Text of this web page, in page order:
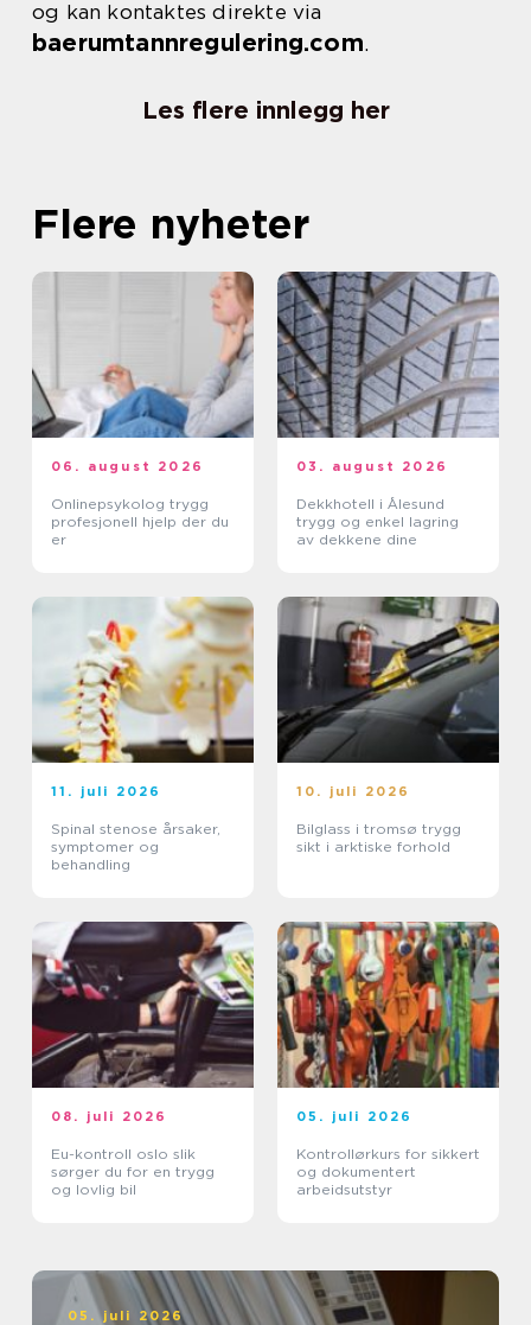
og kan kontaktes direkte via
baerumtannregulering.com.
Les flere innlegg her
Flere nyheter
06. august 2026
Onlinepsykolog trygg
profesjonell hjelp der du
er
03. august 2026
Dekkhotell i Ålesund
trygg og enkel lagring
av dekkene dine
11. juli 2026
Spinal stenose årsaker,
symptomer og
behandling
10. juli 2026
Bilglass i tromsø trygg
sikt i arktiske forhold
08. juli 2026
Eu-kontroll oslo slik
sørger du for en trygg
og lovlig bil
05. juli 2026
Kontrollørkurs for sikkert
og dokumentert
arbeidsutstyr
05. juli 2026